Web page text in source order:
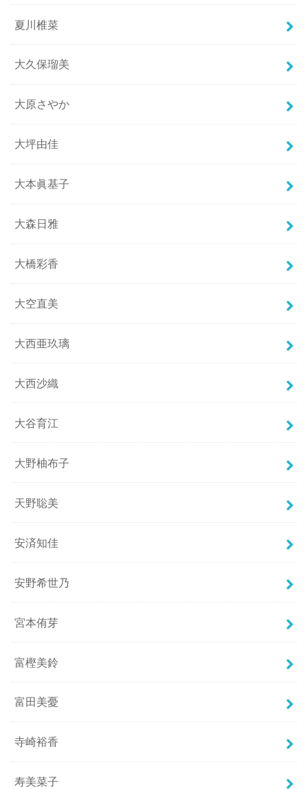
夏川椎菜
大久保瑠美
大原さやか
大坪由佳
大本眞基子
大森日雅
大橋彩香
大空直美
大西亜玖璃
大西沙織
大谷育江
大野柚布子
天野聡美
安済知佳
安野希世乃
宮本侑芽
富樫美鈴
富田美憂
寺崎裕香
寿美菜子